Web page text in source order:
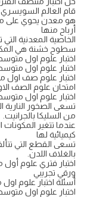
قام العالم
هو معدن يحوي على
أرباح منها
الخاصية المعدنية
سطوح خشنة هي
اختبار علوم اول
اختبار علوم اول متوسط
اختبار علوم صف اول
امتحان علوم الصف
اختبار علوم اول
تسعى الصخور النارية
من السليكا بالجرانيت.
عندما تتغير
كيميائية لها
تسعى القطع التي
بالغلاف اللدن.
ورقي تجريبي
أسئلة اختبار علوم
اختبار علوم اول متوسط